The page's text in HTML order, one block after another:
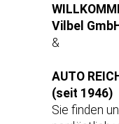
Vilbel
&
AUTO
(seit 1946)
Sie finden